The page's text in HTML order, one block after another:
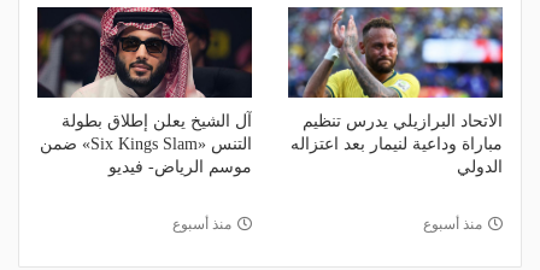
الاتحاد البرازيلي يدرس تنظيم
مباراة وداعية لنيمار بعد اعتزاله
الدولي
منذ أسبوع
آل الشيخ يعلن إطلاق بطولة
التنس «Six Kings Slam» ضمن
موسم الرياض- فيديو
منذ أسبوع